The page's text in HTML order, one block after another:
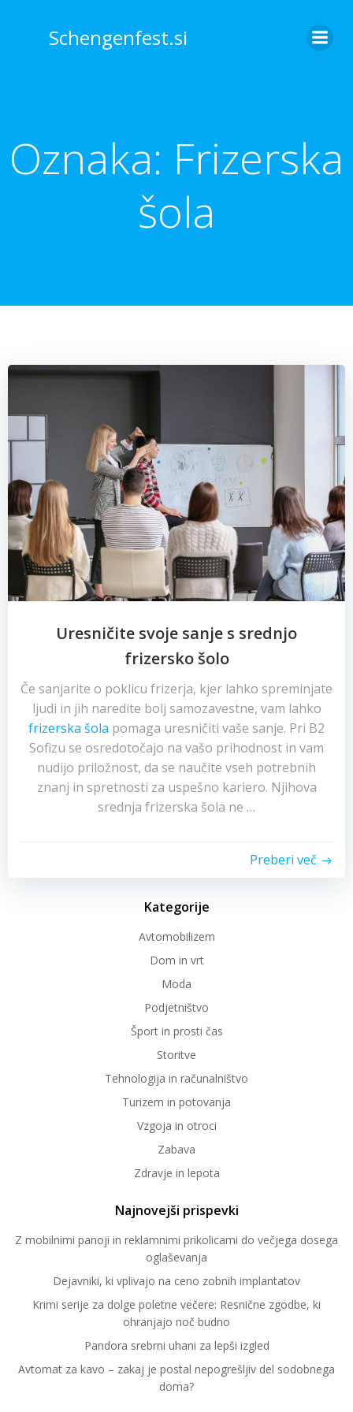
to
content
Schengenfest.si
Oznaka: Frizerska
šola
Uresničite svoje sanje s srednjo
frizersko šolo
Če sanjarite o poklicu frizerja, kjer lahko spreminjate
ljudi in jih naredite bolj samozavestne, vam lahko
frizerska šola pomaga uresničiti vaše sanje. Pri B2
Sofizu se osredotočajo na vašo prihodnost in vam
nudijo priložnost, da se naučite vseh potrebnih
znanj in spretnosti za uspešno kariero. Njihova
srednja frizerska šola ne …
Preberi več
Kategorije
Avtomobilizem
Dom in vrt
Moda
Podjetništvo
Šport in prosti čas
Storitve
Tehnologija in računalništvo
Turizem in potovanja
Vzgoja in otroci
Zabava
Zdravje in lepota
Najnovejši prispevki
Z mobilnimi panoji in reklamnimi prikolicami do večjega dosega
oglaševanja
Dejavniki, ki vplivajo na ceno zobnih implantatov
Krimi serije za dolge poletne večere: Resnične zgodbe, ki
ohranjajo noč budno
Pandora srebrni uhani za lepši izgled
Avtomat za kavo – zakaj je postal nepogrešljiv del sodobnega
doma?